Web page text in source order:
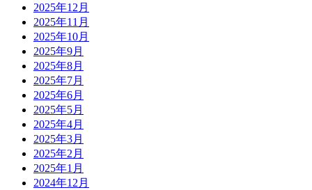
2025年12月
2025年11月
2025年10月
2025年9月
2025年8月
2025年7月
2025年6月
2025年5月
2025年4月
2025年3月
2025年2月
2025年1月
2024年12月